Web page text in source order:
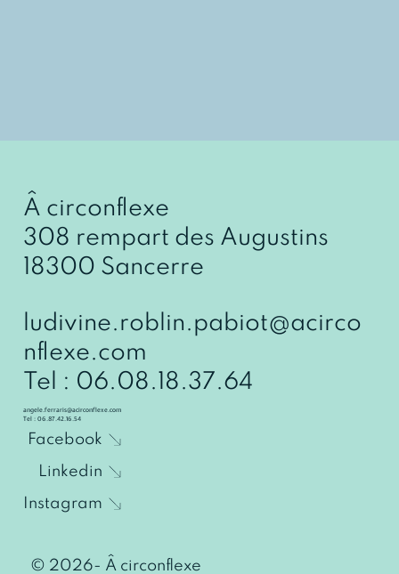
ludivine.roblin.pabiot@acirco
nflexe.com
Tel : 06.08.18.37.64
Â circonflexe
308 rempart des Augustins
18300 Sancerre
angele.ferraris@acirconflexe.com
Tel : 06.87.42.16.54
Facebook
Linkedin
Instagram
© 2026- Â circonflexe